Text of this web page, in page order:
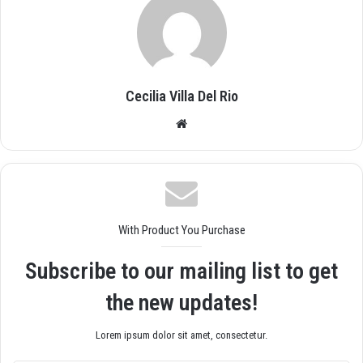
Cecilia Villa Del Rio
we
With Product You Purchase
Subscribe to our mailing list to get
the new updates!
Lorem ipsum dolor sit amet, consectetur.